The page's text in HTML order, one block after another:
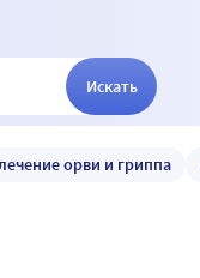
Искать
орви и гриппа